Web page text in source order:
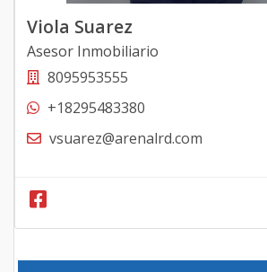
Viola Suarez
Asesor Inmobiliario
8095953555
+18295483380
vsuarez@arenalrd.com